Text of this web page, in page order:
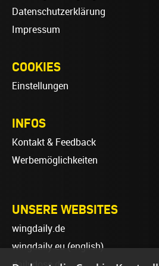
Datenschutzerklärung
Impressum
COOKIES
Einstellungen
INFOS
Kontakt & Feedback
Werbemöglichkeiten
UNSERE WEBSITES
wingdaily.de
wingdaily.eu(english)